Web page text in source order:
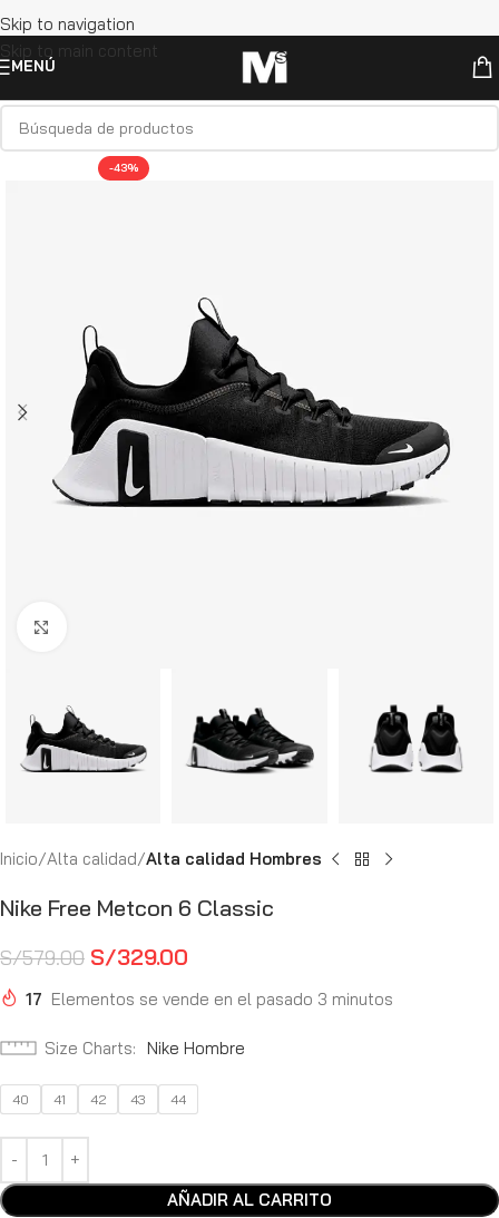
Skip to navigation
Skip to main content
MENÚ
-43%
Inicio Alta calidad Alta calidad Hombres
Nike Free Metcon 6 Classic
S/579.00 S/329.00
17 Elementos se vende en el pasado 3 minutos
Size Charts Nike Hombre
40 41 42 43 44
AÑADIR AL CARRITO